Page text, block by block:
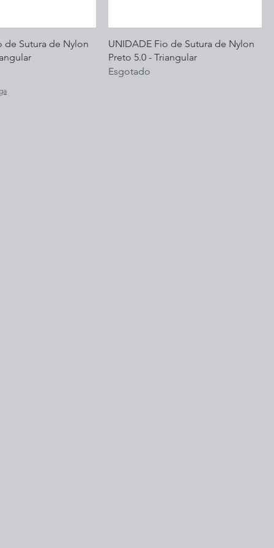
de Sutura de Nylon
UNIDADE Fio de Sutura de Nylon
Preto 5.0 - Triangular
Esgotado